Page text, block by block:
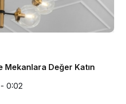
Mekanlara Değer Katın
0:02